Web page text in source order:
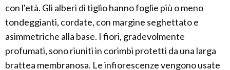
con l'età. Gli alberi di tiglio hanno foglie più o meno
tondeggianti, cordate, con margine seghettato e
asimmetriche alla base. I fiori, gradevolmente
profumati, sono riuniti in corimbi protetti da una larga
brattea membranosa. Le infiorescenze vengono usate